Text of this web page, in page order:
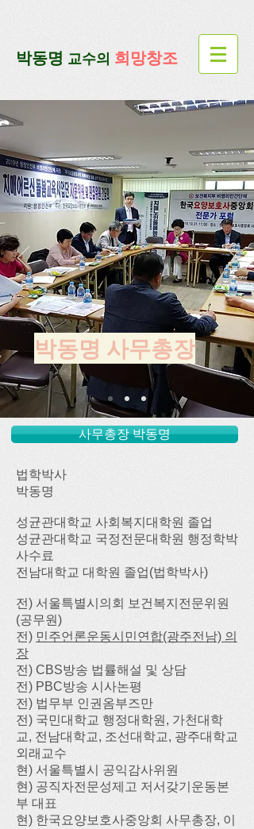
​박동명 교수의 희망창조
박동명 사무총장
사무총장 박동명
법학박사
박동명
성균관대학교 사회복지대학원 졸업
​성균관대학교 국정전문대학원 행정학박
사수료
전남대학교 대학원 졸업(법학박사)
전) 서울특별시의회 보건복지전문위원
(공무원)
전) 민주언론운동시민연합(광주전남) 의
장
전) CBS방송 법률해설 및 상담
전) PBC방송 시사논평
전) 법무부 인권옴부즈만
​전) 국민대학교 행정대학원, 가천대학
교, 전남대학교, 조선대학교, 광주대학교
외래교수
현) 서울특별시 공익감사위원
현) 공직자전문성제고 저서갖기운동본
부 대표
​현) 한국요양보호사중앙회 사무총장, 이